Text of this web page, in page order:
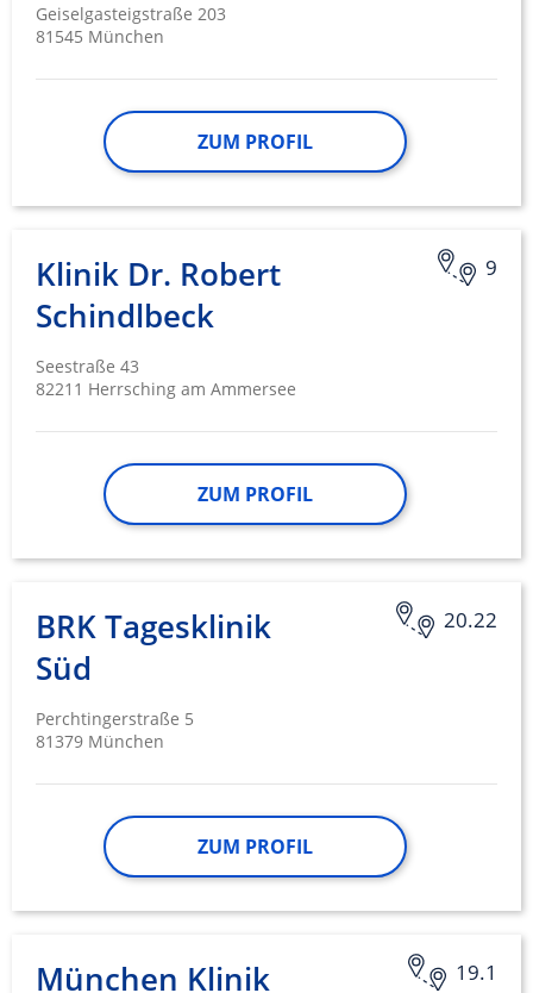
Geiselgasteigstraße 203
81545 München
ZUM PROFIL
9
Klinik Dr. Robert
Schindlbeck
Seestraße 43
82211 Herrsching am Ammersee
ZUM PROFIL
20.22
BRK Tagesklinik
Süd
Perchtingerstraße 5
81379 München
ZUM PROFIL
19.1
München Klinik
Funktional